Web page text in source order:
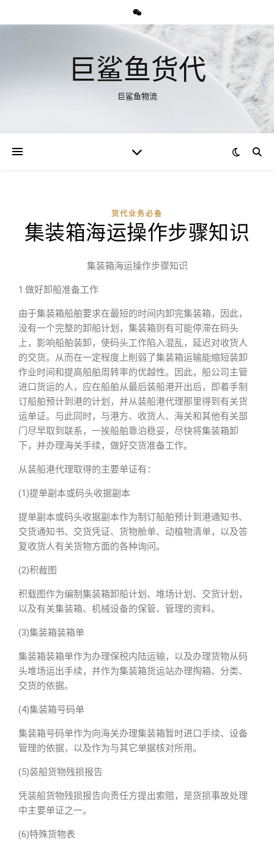
巨鲨鱼货代
巨鲨鱼物流
货代业务必备
集装箱海运操作步骤知识
集装箱海运操作步骤知识
1.做好卸船准备工作
由于集装箱船舶要求在最短的时间内卸完集装箱，因此，
没有一个完整的卸船计划，集装箱则有可能停滞在码头
上，影响船舶装卸，使码头工作陷入混乱，延迟对收货人
的交货。从而在一定程度上削弱了集装箱运输能缩短装卸
作业时间和提高船舶周转率的优越性。因此，船公司主管
进口货运的人，应在船舶从最后装船港开出后，即着手制
订船舶预计到港的计划，并从装船港代理那里得到有关货
运单证。与此同时，与港方、收货人、海关和其他有关部
门尽早取到联系，一挨船舶靠泊稳妥，尽快将集装箱卸
下，并办理海关手续，做好交货准备工作。
从装船港代理取得的主要单证有：
(1)提单副本或码头收据副本
提单副本或码头收据副本作为制订船舶预计到港通知书、
交货通知书、交货凭证、货物舱单、动植物清单，以及答
复收货人有关货物方面的各种询问。
(2)积裁图
积载图作为编制集装箱卸船计划、堆场计划、交货计划，
以及有关集装箱、机械设备的保管、管理的资料。
(3)集装箱装箱单
集装箱装箱单作为办理保税内陆运输，以及办理货物从码
头堆场运出手续，并作为集装箱货运站办理掏箱、分类、
交货的依据。
(4)集装箱号码单
集装箱号码单作为向海关办理集装箱暂时进口手续、设备
管理的依据，以及作为与其它单据核对所用。
(5)装船货物残损报告
凭装船货物残损报告向责任方提出索赔，是货损事故处理
中主要单证之一。
(6)特殊货物表